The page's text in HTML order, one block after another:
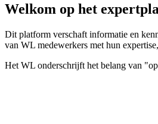
Welkom op het
Dit platform verschaft informatie en
van WL medewerkers met hun
Het WL onderschrijft het belang van